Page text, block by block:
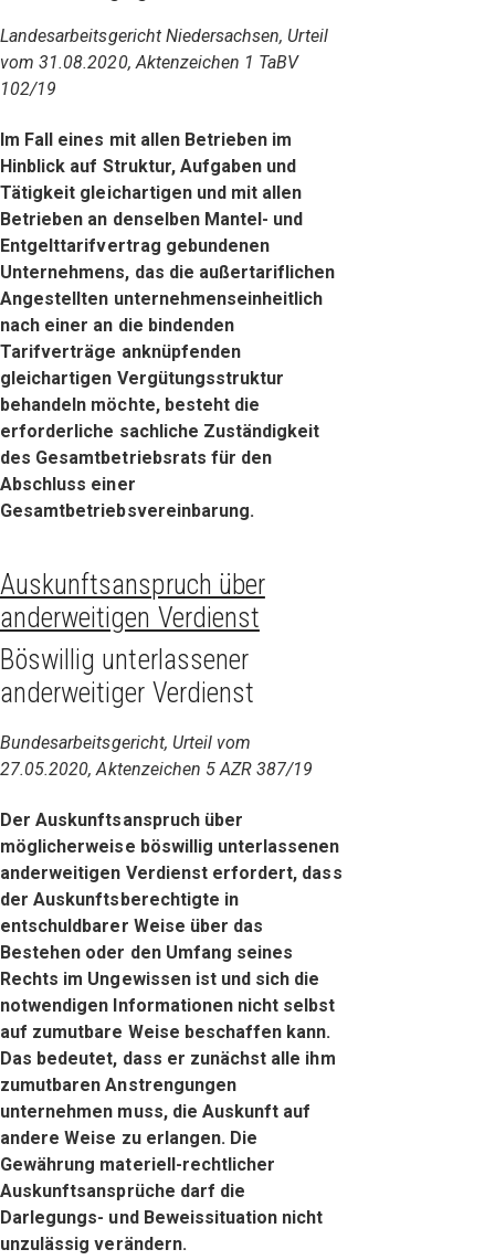
Landesarbeitsgericht Niedersachsen, Urteil
vom 31.08.2020, Aktenzeichen 1 TaBV
102/19
Im Fall eines mit allen Betrieben im
Hinblick auf Struktur, Aufgaben und
Tätigkeit gleichartigen und mit allen
Betrieben an denselben Mantel- und
Entgelttarifvertrag gebundenen
Unternehmens, das die außertariflichen
Angestellten unternehmenseinheitlich
nach einer an die bindenden
Tarifverträge anknüpfenden
gleichartigen Vergütungsstruktur
behandeln möchte, besteht die
erforderliche sachliche Zuständigkeit
des Gesamtbetriebsrats für den
Abschluss einer
Gesamtbetriebsvereinbarung.
Auskunftsanspruch über
anderweitigen Verdienst
Böswillig unterlassener
anderweitiger Verdienst
Bundesarbeitsgericht, Urteil vom
27.05.2020, Aktenzeichen 5 AZR 387/19
Der Auskunftsanspruch über
möglicherweise böswillig unterlassenen
anderweitigen Verdienst erfordert, dass
der Auskunftsberechtigte in
entschuldbarer Weise über das
Bestehen oder den Umfang seines
Rechts im Ungewissen ist und sich die
notwendigen Informationen nicht selbst
auf zumutbare Weise beschaffen kann.
Das bedeutet, dass er zunächst alle ihm
zumutbaren Anstrengungen
unternehmen muss, die Auskunft auf
andere Weise zu erlangen. Die
Gewährung materiell-rechtlicher
Auskunftsansprüche darf die
Darlegungs- und Beweissituation nicht
unzulässig verändern.